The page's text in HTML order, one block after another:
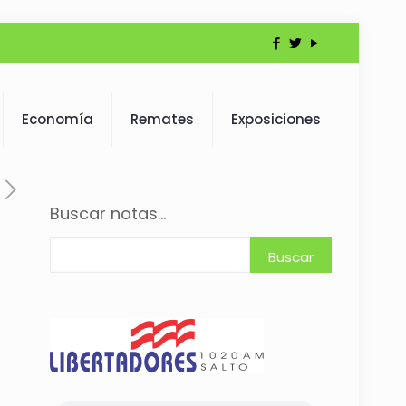
Economía Remates Exposiciones
Buscar notas...
Buscar